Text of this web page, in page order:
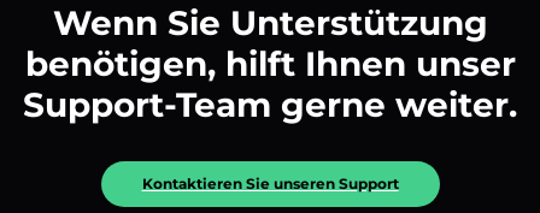
Wenn Sie Unterstützung
benötigen, hilft Ihnen unser
Support-Team gerne weiter.
Kontaktieren Sie unseren Support